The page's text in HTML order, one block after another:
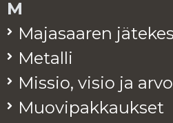
M
Ma­ja­saa­ren
Me­tal­li
Mis­sio, visio ja
Muo­vi­pak­kauk­set